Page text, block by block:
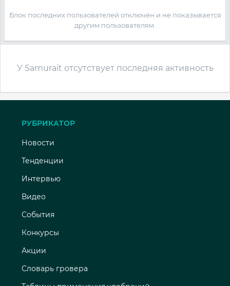
Блок последних пользователей отключён и не показывается
другим пользователям.
У Samurait отсутствует последняя активность
РУБРИКАТОР
Новости
Тенденции
Интервью
Видео
События
Конкурсы
Акции
Словарь гровера